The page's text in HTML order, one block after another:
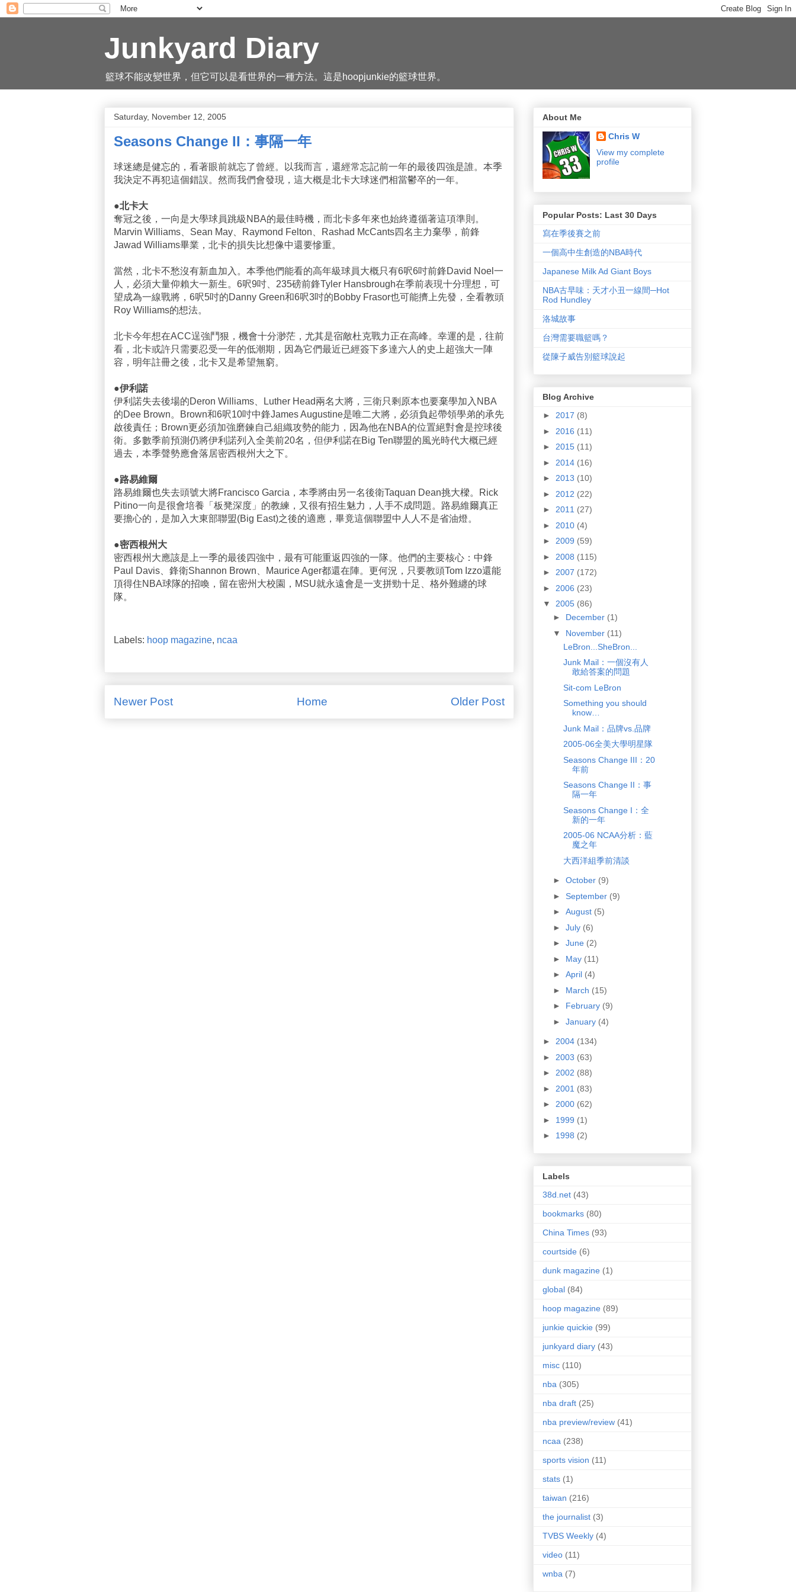
Junkyard Diary
籃球不能改變世界，但它可以是看世界的一種方法。這是hoopjunkie的籃球世界。
Saturday, November 12, 2005
Seasons Change II：事隔一年
球迷總是健忘的，看著眼前就忘了曾經。以我而言，還經常忘記前一年的最後四強是誰。本季
我決定不再犯這個錯誤。然而我們會發現，這大概是北卡大球迷們相當鬱卒的一年。
●北卡大
奪冠之後，一向是大學球員跳級NBA的最佳時機，而北卡多年來也始終遵循著這項準則。
Marvin Williams、Sean May、Raymond Felton、Rashad McCants四名主力棄學，前鋒
Jawad Williams畢業，北卡的損失比想像中還要慘重。
當然，北卡不愁沒有新血加入。本季他們能看的高年級球員大概只有6呎6吋前鋒David Noel一
人，必須大量仰賴大一新生。6呎9吋、235磅前鋒Tyler Hansbrough在季前表現十分理想，可
望成為一線戰將，6呎5吋的Danny Green和6呎3吋的Bobby Frasor也可能擠上先發，全看教頭
Roy Williams的想法。
北卡今年想在ACC逞強鬥狠，機會十分渺茫，尤其是宿敵杜克戰力正在高峰。幸運的是，往前
看，北卡或許只需要忍受一年的低潮期，因為它們最近已經簽下多達六人的史上超強大一陣
容，明年註冊之後，北卡又是希望無窮。
●伊利諾
伊利諾失去後場的Deron Williams、Luther Head兩名大將，三衛只剩原本也要棄學加入NBA
的Dee Brown。Brown和6呎10吋中鋒James Augustine是唯二大將，必須負起帶領學弟的承先
啟後責任；Brown更必須加強磨鍊自己組織攻勢的能力，因為他在NBA的位置絕對會是控球後
衛。多數季前預測仍將伊利諾列入全美前20名，但伊利諾在Big Ten聯盟的風光時代大概已經
過去，本季聲勢應會落居密西根州大之下。
●路易維爾
路易維爾也失去頭號大將Francisco Garcia，本季將由另一名後衛Taquan Dean挑大樑。Rick
Pitino一向是很會培養「板凳深度」的教練，又很有招生魅力，人手不成問題。路易維爾真正
要擔心的，是加入大東部聯盟(Big East)之後的適應，畢竟這個聯盟中人人不是省油燈。
●密西根州大
密西根州大應該是上一季的最後四強中，最有可能重返四強的一隊。他們的主要核心：中鋒
Paul Davis、鋒衛Shannon Brown、Maurice Ager都還在陣。更何況，只要教頭Tom Izzo還能
頂得住NBA球隊的招喚，留在密州大校園，MSU就永遠會是一支拼勁十足、格外難纏的球
隊。
Labels: hoop magazine, ncaa
Newer Post Older Post
Home
About Me
Chris W
View my complete
profile
Popular Posts: Last 30 Days
寫在季後賽之前
一個高中生創造的NBA時代
Japanese Milk Ad Giant Boys
NBA古早味：天才小丑一線間─Hot
Rod Hundley
洛城故事
台灣需要職籃嗎？
從陳子威告別籃球說起
Blog Archive
► 2017 (8)
► 2016 (11)
► 2015 (11)
► 2014 (16)
► 2013 (10)
► 2012 (22)
► 2011 (27)
► 2010 (4)
► 2009 (59)
► 2008 (115)
► 2007 (172)
► 2006 (23)
▼ 2005 (86)
► December (1)
▼ November (11)
LeBron...SheBron...
Junk Mail：一個沒有人
敢給答案的問題
Sit-com LeBron
Something you should
know…
Junk Mail：品牌vs.品牌
2005-06全美大學明星隊
Seasons Change III：20
年前
Seasons Change II：事
隔一年
Seasons Change I：全
新的一年
2005-06 NCAA分析：藍
魔之年
大西洋組季前清談
► October (9)
► September (9)
► August (5)
► July (6)
► June (2)
► May (11)
► April (4)
► March (15)
► February (9)
► January (4)
► 2004 (134)
► 2003 (63)
► 2002 (88)
► 2001 (83)
► 2000 (62)
► 1999 (1)
► 1998 (2)
Labels
38d.net (43)
bookmarks (80)
China Times (93)
courtside (6)
dunk magazine (1)
global (84)
hoop magazine (89)
junkie quickie (99)
junkyard diary (43)
misc (110)
nba (305)
nba draft (25)
nba preview/review (41)
ncaa (238)
sports vision (11)
stats (1)
taiwan (216)
the journalist (3)
TVBS Weekly (4)
video (11)
wnba (7)